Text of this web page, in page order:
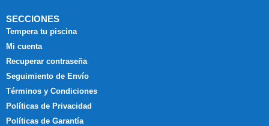
SECCIONES
Tempera tu piscina
Mi cuenta
Recuperar contraseña
Seguimiento de Envío
Términos y Condiciones
Políticas de Privacidad
Políticas de Garantía